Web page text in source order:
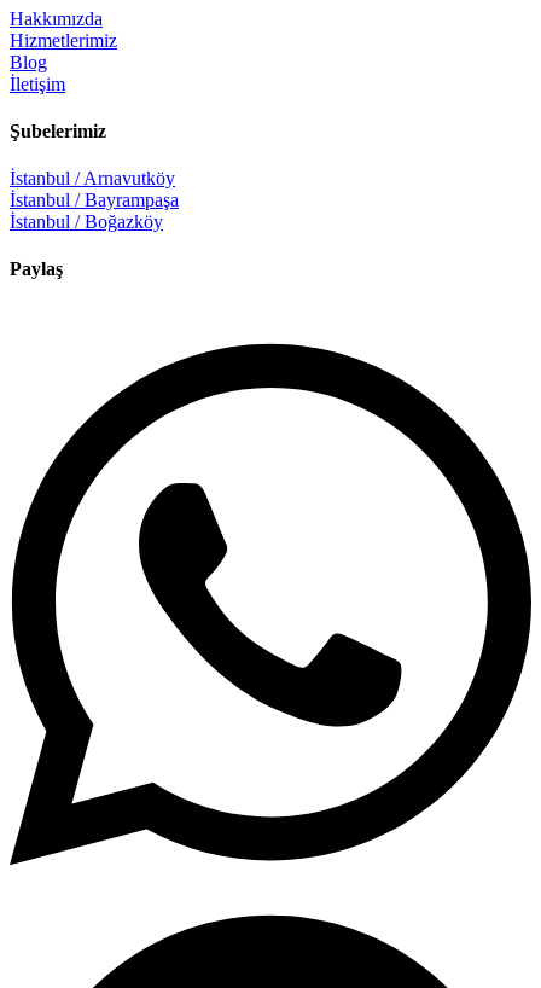
Hakkımızda
Hizmetlerimiz
Blog
İletişim
Şubelerimiz
İstanbul / Arnavutköy
İstanbul / Bayrampaşa
İstanbul / Boğazköy
Paylaş